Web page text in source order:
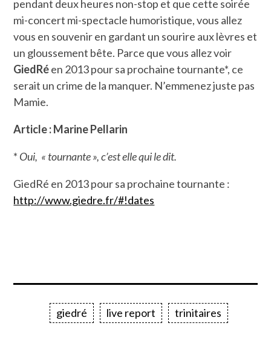
pendant deux heures non-stop et que cette soirée
mi-concert mi-spectacle humoristique, vous allez
vous en souvenir en gardant un sourire aux lèvres et
un gloussement bête. Parce que vous allez voir
GiedRéen 2013 pour sa prochaine tournante*, ce
serait un crime de la manquer. N’emmenez juste pas
Mamie.
Article : Marine Pellarin
* Oui, « tournante », c’est elle qui le dit.
GiedRé en 2013 pour sa prochaine tournante :
http://www.giedre.fr/#!dates
giedré live report trinitaires